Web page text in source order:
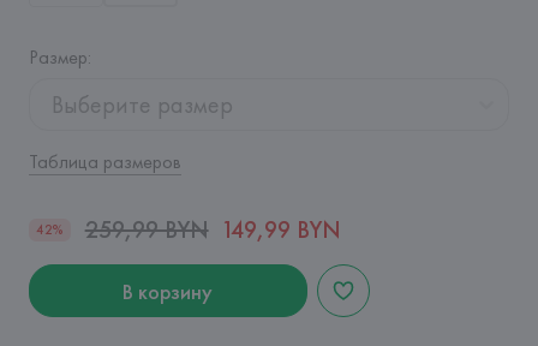
Размер:
Выберите размер
Таблица размеров
42% 259,99 BYN 149,99 BYN
В корзину